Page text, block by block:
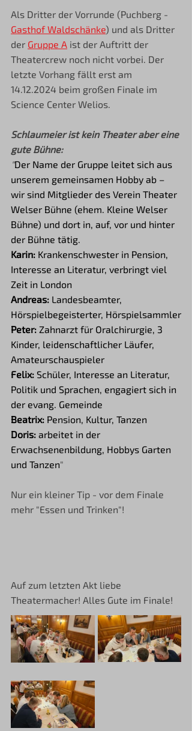
Als Dritter der Vorrunde (Puchberg -
Gasthof Waldschänke) und als Dritter
der Gruppe A ist der Auftritt der
Theatercrew noch nicht vorbei. Der
letzte Vorhang fällt erst am
14.12.2024 beim großen Finale im
Science Center Welios.
Schlaumeier ist kein Theater aber eine
gute Bühne:
"Der Name der Gruppe leitet sich aus
unserem gemeinsamen Hobby ab –
wir sind Mitglieder des Verein Theater
Welser Bühne (ehem. Kleine Welser
Bühne) und dort in, auf, vor und hinter
der Bühne tätig.
Karin: Krankenschwester in Pension,
Interesse an Literatur, verbringt viel
Zeit in London
Andreas: Landesbeamter,
Hörspielbegeisterter, Hörspielsammler
Peter: Zahnarzt für Oralchirurgie, 3
Kinder, leidenschaftlicher Läufer,
Amateurschauspieler
Felix: Schüler, Interesse an Literatur,
Politik und Sprachen, engagiert sich in
der evang. Gemeinde
Beatrix: Pension, Kultur, Tanzen
Doris: arbeitet in der
Erwachsenenbildung, Hobbys Garten
und Tanzen"
Nur ein kleiner Tip - vor dem Finale
mehr "Essen und Trinken"!
Auf zum letzten Akt liebe
Theatermacher! Alles Gute im Finale!